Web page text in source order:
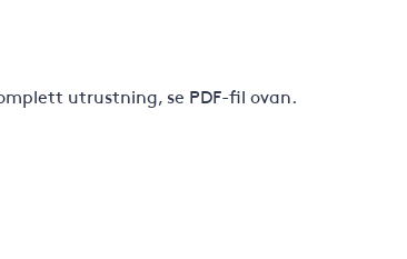
utrustning, se PDF-fil ovan.